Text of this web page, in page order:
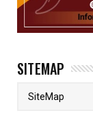
SITEMAP